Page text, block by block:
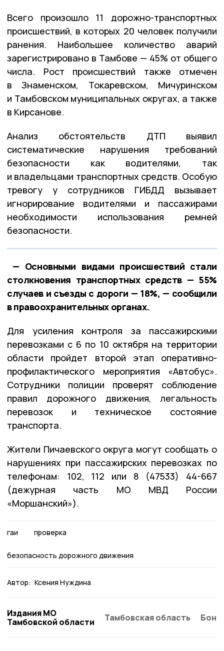
Всего произошло 11 дорожно-транспортных
происшествий, в которых 20 человек получили
ранения. Наибольшее количество аварий
зарегистрировано в Тамбове — 45% от общего
числа. Рост происшествий также отмечен
в Знаменском, Токаревском, Мичуринском
и Тамбовском муниципальных округах, а также
в Кирсанове.
Анализ обстоятельств ДТП выявил
систематические нарушения требований
безопасности как водителями, так
и владельцами транспортных средств. Особую
тревогу у сотрудников ГИБДД вызывает
игнорирование водителями и пассажирами
необходимости использования ремней
безопасности.
— Основными видами происшествий стали
столкновения транспортных средств — 55%
случаев и съезды с дороги — 18%, — сообщили
в правоохранительных органах.
Для усиления контроля за пассажирскими
перевозками с 6 по 10 октября на территории
области пройдет второй этап оперативно-
профилактического мероприятия «Автобус».
Сотрудники полиции проверят соблюдение
правил дорожного движения, легальность
перевозок и техническое состояние
транспорта.
Жители Пичаевского округа могут сообщать о
нарушениях при пассажирских перевозках по
телефонам: 102, 112 или 8 (47533) 44-667
(дежурная часть МО МВД России
«Моршанский»).
гаи проверка
безопасность дорожного движения
Автор: Ксения Нуждина
Издания МО
Тамбовской области
Тамбовская область